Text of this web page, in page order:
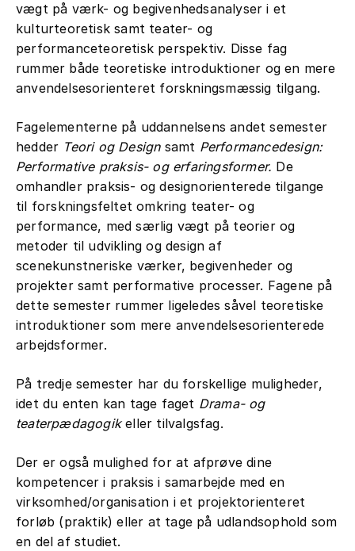
vægt på værk- og begivenhedsanalyser i et
kulturteoretisk samt teater- og
performanceteoretisk perspektiv. Disse fag
rummer både teoretiske introduktioner og en mere
anvendelsesorienteret forskningsmæssig tilgang.
Fagelementerne på uddannelsens andet semester
hedder Teori og Designsamt Performancedesign:
Performative praksis- og erfaringsformer. De
omhandler praksis- og designorienterede tilgange
til forskningsfeltet omkring teater- og
performance, med særlig vægt på teorier og
metoder til udvikling og design af
scenekunstneriske værker, begivenheder og
projekter samt performative processer. Fagene på
dette semester rummer ligeledes såvel teoretiske
introduktioner som mere anvendelsesorienterede
arbejdsformer.
På tredje semester har du forskellige muligheder,
idet du enten kan tage faget Drama- og
teaterpædagogikeller tilvalgsfag.
Der er også mulighed for at afprøve dine
kompetencer i praksis i samarbejde med en
virksomhed/organisation i et projektorienteret
forløb (praktik) eller at tage på udlandsophold som
en del af studiet.